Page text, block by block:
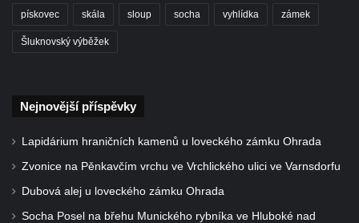
Pomník neznámého účelu v sadech Boženy
Socha svatého Salvátora před kostelem
Socha svatého Pavla před kostelem
svatých Petra a Pavla v Jeníkově
Socha svatého Petra před kostelem svatých
Petra a Pavla v Jeníkově
pískovec skála sloup socha vyhlídka zámek
Šluknovský výběžek
Nejnovější příspěvky
Lapidárium hraničních kamenů u loveckého zámku Ohrada
Zvonice na Pěnkavčím vrchu ve Vrchlického ulici ve Varnsdorfu
Dubová alej u loveckého zámku Ohrada
Socha Posel na břehu Munického rybníka ve Hluboké nad